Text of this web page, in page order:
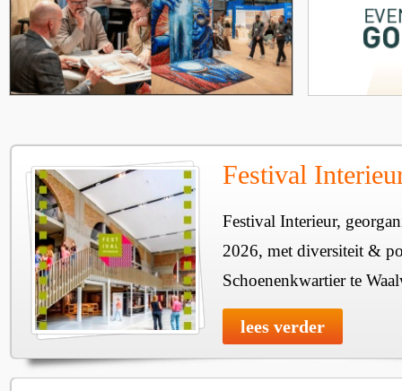
Festival
Festival Interieur,
2026, met diversiteit &
Schoenenkwartier te
lees verder